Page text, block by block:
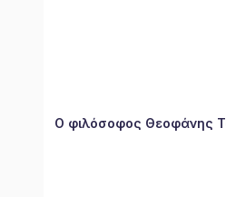
Ο φιλόσοφος Θεοφάνης